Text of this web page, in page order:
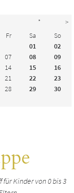
*
>
Fr Sa
So
01
02
07 08
09
14 15
16
21 22
23
28 29
30
Kinder von 0 bis 3